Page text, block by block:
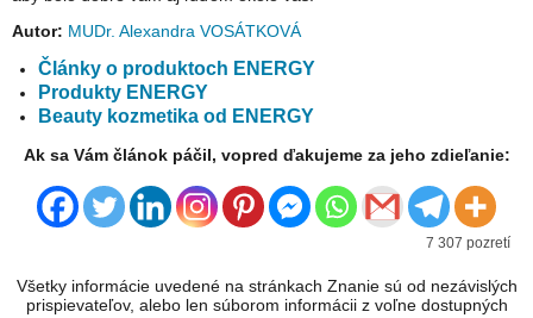
Autor: MUDr. Alexandra VOSÁTKOVÁ
Články o produktoch ENERGY
Produkty ENERGY
Beauty kozmetika od ENERGY
Ak sa Vám článok páčil, vopred ďakujeme za jeho zdieľanie:
7 307 pozretí
Všetky informácie uvedené na stránkach Znanie sú od nezávislých
prispievateľov, alebo len súborom informácii z voľne dostupných